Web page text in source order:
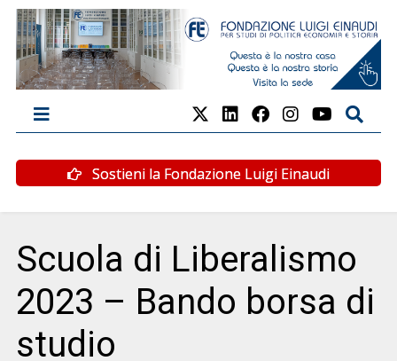
Sostieni la Fondazione Luigi Einaudi
Scuola di Liberalismo
2023 – Bando borsa di
studio